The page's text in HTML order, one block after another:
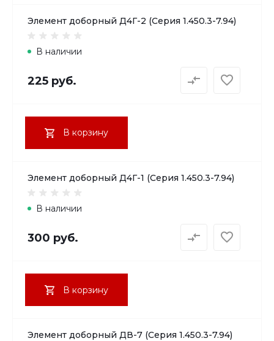
Элемент доборный Д4Г-2 (Серия 1.450.3-7.94)
В наличии
225 руб.
В корзину
Элемент доборный Д4Г-1 (Серия 1.450.3-7.94)
В наличии
300 руб.
В корзину
Элемент доборный ДВ-7 (Серия 1.450.3-7.94)